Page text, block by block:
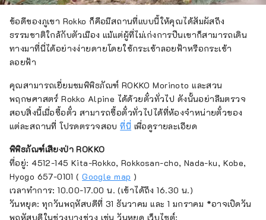
ข้อดีของภูเขา Rokko ก็คือมีสถานที่แบบนี้ให้คุณได้สัมผัสถึง
ธรรมชาติใกล้กับตัวเมือง แม้แต่ผู้ที่ไม่เก่งการปีนเขาก็สามารถเดิน
ทางมาที่นี่ได้อย่างง่ายดายโดยใช้กระเช้าลอยฟ้าหรือกระเช้า
ลอยฟ้า
คุณสามารถเยี่ยมชมพิพิธภัณฑ์ ROKKO Morinoto และสวน
พฤกษศาสตร์ Rokko Alpine ได้ด้วยตั๋วทั่วไป ดังนั้นอย่าลืมตรวจ
สอบสิ่งนี้เมื่อซื้อตั๋ว สามารถซื้อตั๋วทั่วไปได้ที่ห้องจำหน่ายตั๋วของ
แต่ละสถานที่ โปรดตรวจสอบที่นี่ เพื่อดูรายละเอียด
พิพิธภัณฑ์เสียงป่า ROKKO
ที่อยู่: 4512-145 Kita-Rokko, Rokkosan-cho, Nada-ku, Kobe,
Hyogo 657-0101 (Google map )
เวลาทำการ: 10.00-17.00 น. (เข้าได้ถึง 16.30 น.)
วันหยุด: ทุกวันพฤหัสบดีที่ 31 ธันวาคม และ 1 มกราคม *อาจเปิดวัน
พฤหัสบดีในช่วงบางช่วง เช่น วันหยุด เว็บไซต์: